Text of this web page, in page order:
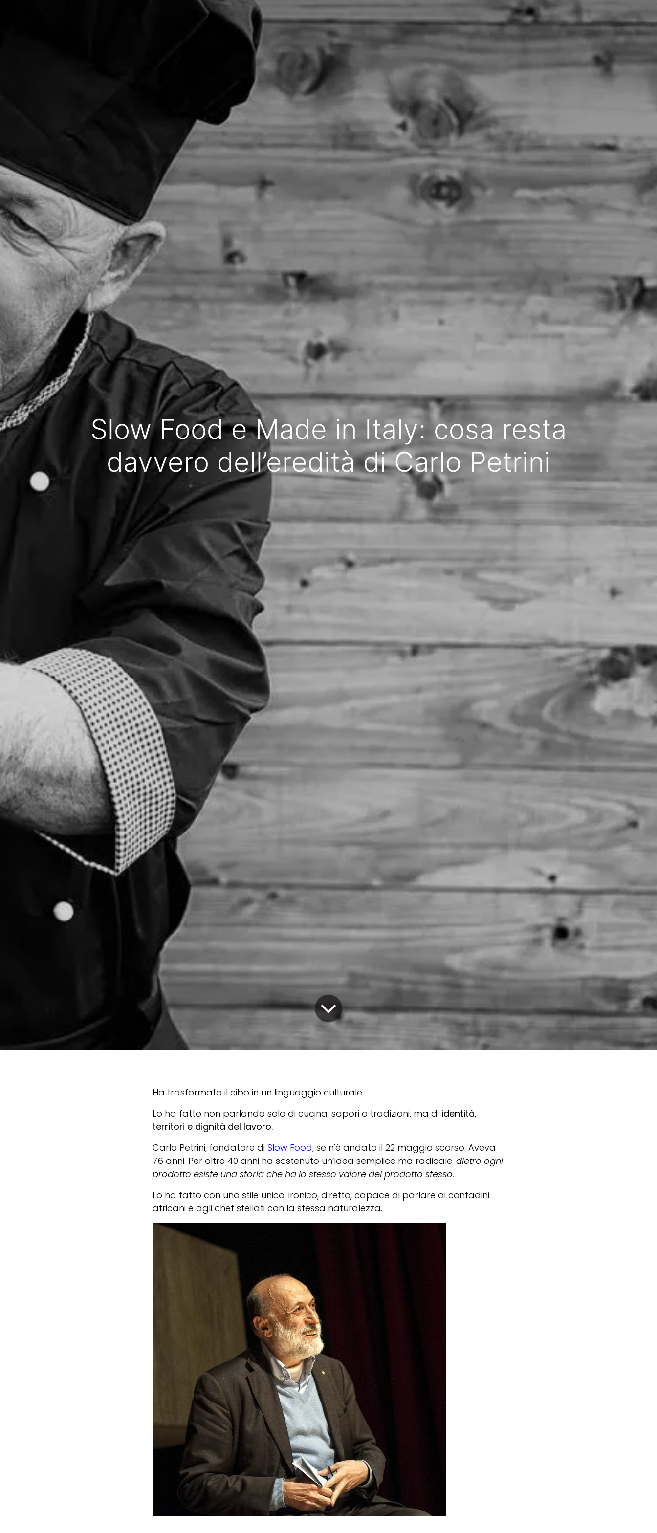
Slow Food e Made in Italy: cosa resta
davvero dell’eredità di Carlo Petrini
Ha trasformato il cibo in un linguaggio culturale.
Lo ha fatto non parlando solo di cucina, sapori o tradizioni, ma di identità,
territori e dignità del lavoro.
Carlo Petrini, fondatore di Slow Food, se n'è andato il 22 maggio scorso. Aveva
76 anni. Per oltre 40 anni ha sostenuto un’idea semplice ma radicale: dietro ogni
prodotto esiste una storia che ha lo stesso valore del prodotto stesso.
Lo ha fatto con uno stile unico: ironico, diretto, capace di parlare ai contadini
africani e agli chef stellati con la stessa naturalezza.